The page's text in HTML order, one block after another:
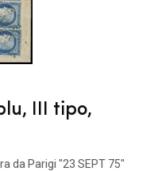
III tipo,
da Parigi "23 SEPT 75"